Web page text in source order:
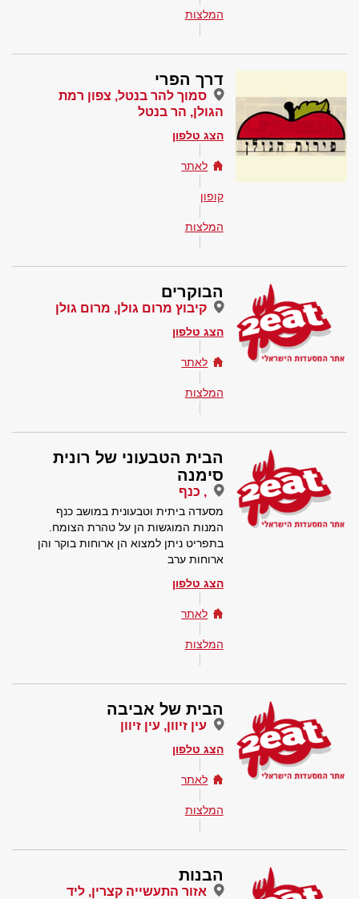
המלצות
דרך הפרי
סמוך להר בנטל, צפון רמת
הגולן, הר בנטל
הצג טלפון
לאתר
קופון
המלצות
הבוקרים
קיבוץ מרום גולן, מרום גולן
הצג טלפון
לאתר
המלצות
הבית הטבעוני של רונית
סימנה
, כנף
מסעדה ביתית וטבעונית במושב כנף
המנות המוגשות הן על טהרת הצומח.
בתפריט ניתן למצוא הן ארוחות בוקר והן
ארוחות ערב
הצג טלפון
לאתר
המלצות
הבית של אביבה
עין זיוון, עין זיוון
הצג טלפון
לאתר
המלצות
הבנות
אזור התעשייה קצרין, ליד